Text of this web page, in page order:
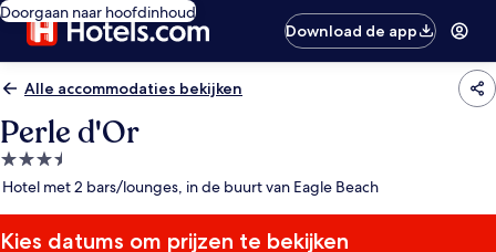
Doorgaan naar hoofdinhoud
Download de app
Alle accommodaties bekijken
Perle d'Or
3.5-
sterrenaccommodatie
Hotel met 2 bars/lounges, in de buurt van Eagle Beach
Kies datums om prijzen te bekijken